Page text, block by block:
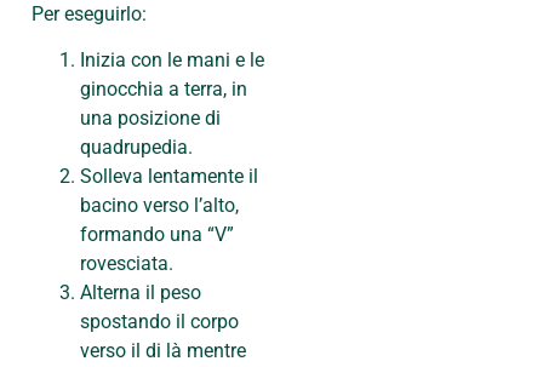
Per eseguirlo:
Inizia con le mani e le
ginocchia a terra, in
una posizione di
quadrupedia.
Solleva lentamente il
bacino verso l’alto,
formando una “V”
rovesciata.
Alterna il peso
spostando il corpo
verso il di là mentre